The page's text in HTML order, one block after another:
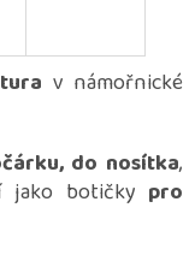
v námořnické
do nosítka,
jako botičky pro